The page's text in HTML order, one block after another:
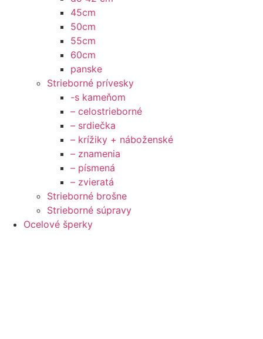
45cm
50cm
55cm
60cm
panske
Strieborné prívesky
-s kameňom
– celostrieborné
– srdiečka
– krížiky + náboženské
– znamenia
– písmená
– zvieratá
Strieborné brošne
Strieborné súpravy
Ocelové šperky